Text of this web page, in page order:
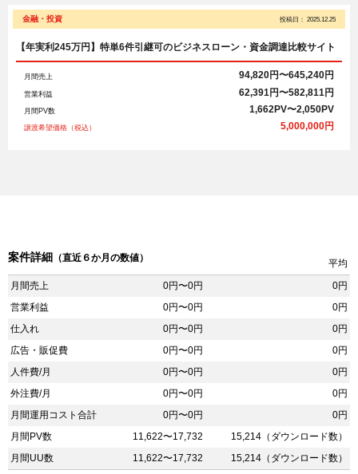
金融・投資 投稿日： 2025.12.25
【年実利245万円】特単6件引継可のビジネスローン・資金調達比較サイト
月間売上 94,820円〜645,240円
営業利益 62,391円〜582,811円
月間PV数 1,662PV〜2,050PV
譲渡希望価格（税込） 5,000,000円
案件詳細 （直近６か月の数値）
平均
月間売上
0円〜0円
0円
営業利益
0円〜0円
0円
仕入れ
0円〜0円
0円
広告・販促費
0円〜0円
0円
人件費/月
0円〜0円
0円
外注費/月
0円〜0円
0円
月間運用コスト合計
0円〜0円
0円
月間PV数
11,622〜17,732
15,214（ダウンロード数）
月間UU数
11,622〜17,732 15,214（ダウンロード数）